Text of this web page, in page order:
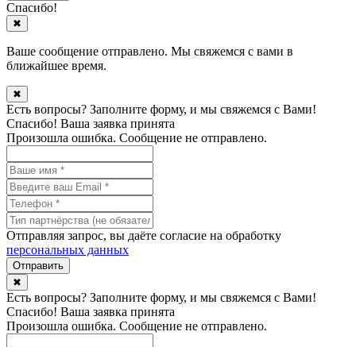
Спасибо!
✖
Ваше сообщение отправлено. Мы свяжемся с вами в
ближайшее время.
✖
Есть вопросы? Заполните форму, и мы свяжемся с Вами!
Спасибо! Ваша заявка принята
Произошла ошибка. Сообщение не отправлено.
Отправляя запрос, вы даёте согласие на обработку
персональных данных
✖
Есть вопросы? Заполните форму, и мы свяжемся с Вами!
Спасибо! Ваша заявка принята
Произошла ошибка. Сообщение не отправлено.